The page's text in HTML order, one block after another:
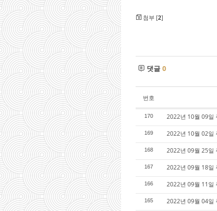
첨부 [2]
댓글 0
번호
170 2022년 10월 09일
169 2022년 10월 02일
168 2022년 09월 25일
167 2022년 09월 18일
166 2022년 09월 11일
165 2022년 09월 04일